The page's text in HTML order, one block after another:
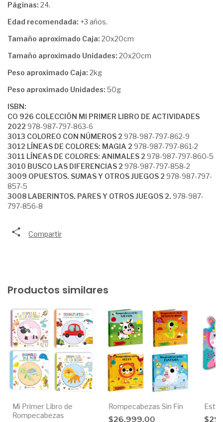
Páginas: 24.
Edad recomendada: +3 años.
Tamaño aproximado Caja: 20x20cm
Tamaño aproximado Unidades: 20x20cm
Peso aproximado Caja: 2kg
Peso aproximado Unidades: 50g
ISBN:
CO 926 COLECCIÓN MI PRIMER LIBRO DE ACTIVIDADES
2022 978-987-797-863-6
3013 COLOREO CON NÚMEROS 2 978-987-797-862-9
3012 LÍNEAS DE COLORES: MAGIA 2 978-987-797-861-2
3011 LÍNEAS DE COLORES: ANIMALES 2 978-987-797-860-5
3010 BUSCO LAS DIFERENCIAS 2 978-987-797-858-2
3009 OPUESTOS. SUMAS Y OTROS JUEGOS 2 978-987-797-
857-5
3008 LABERINTOS. PARES Y OTROS JUEGOS 2. 978-987-
797-856-8
Compartir
Productos similares
Mi Primer Libro de
Rompecabezas
Rompecabezas Sin Fin
$26.999,00